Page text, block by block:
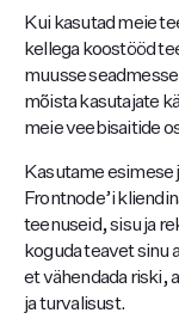
Kui kasutad meie
kellega koostööd
muusse
mõista kasutajate
meie veebisaitide
Kasutame esimese
Frontnode’i
teenuseid, sisu ja
koguda teavet sinu
et vähendada riski,
ja turvalisust.